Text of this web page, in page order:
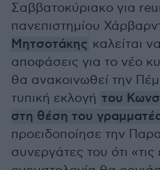
Σαββατοκύριακο για
πανεπιστημίου
Μητσοτάκης καλείται
αποφάσεις για το νέο
θα ανακοινωθεί την
τυπική εκλογή του
στη θέση του
προειδοποίησε την
συνεργάτες του ότι